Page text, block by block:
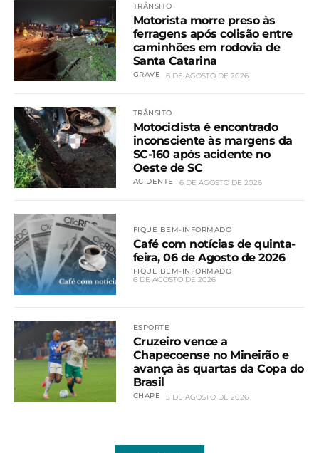
TRÂNSITO
Motorista morre preso às
ferragens após colisão entre
caminhões em rodovia de
Santa Catarina
GRAVE 6 DE AGOSTO DE 2026
TRÂNSITO
Motociclista é encontrado
inconsciente às margens da
SC-160 após acidente no
Oeste de SC
ACIDENTE 6 DE AGOSTO DE 2026
FIQUE BEM-INFORMADO
Café com notícias de quinta-
feira, 06 de Agosto de 2026
FIQUE BEM-INFORMADO
6 DE AGOSTO DE 2026
ESPORTE
Cruzeiro vence a
Chapecoense no Mineirão e
avança às quartas da Copa do
Brasil
CHAPE 5 DE AGOSTO DE 2026